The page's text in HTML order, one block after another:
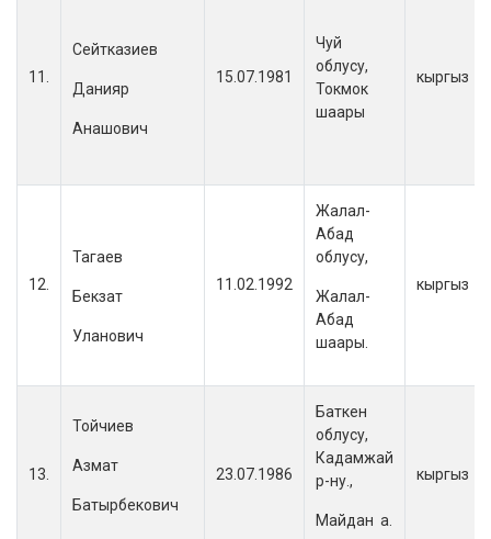
11.
Сейтказиев
Данияр
Анашович
15.07.1981
Чуй
облусу,
Токмок
шаары
кыргыз
12.
Тагаев
Бекзат
Уланович
11.02.1992
Жалал-
Абад
облусу,
Жалал-
Абад
шаары.
кыргыз
13.
Тойчиев
Азмат
Батырбекович
23.07.1986
Баткен
облусу,
Кадамжай
р-ну.,
Майдан а.
кыргыз